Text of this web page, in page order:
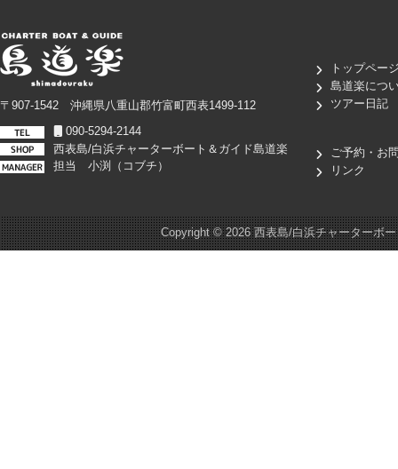
〒907-1542 沖縄県八重山郡竹富町西表1499-112
090-5294-2144
西表島/白浜チャーターボート＆ガイド島道楽
担当 小渕（コブチ）
トップペー
島道楽につ
ツアー日記
ご予約・お
リンク
Copyright ©2026 西表島/白浜チャーターボ